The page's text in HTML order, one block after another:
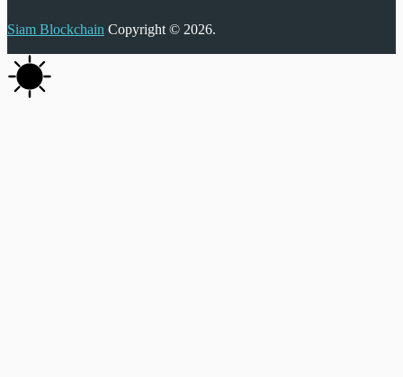
Siam Blockchain Copyright © 2026.